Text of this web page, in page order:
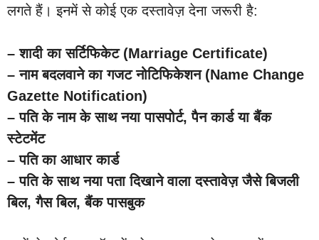
लगते हैं। इनमें से कोई एक दस्तावेज़ देना जरूरी है:
– शादी का सर्टिफिकेट (Marriage Certificate)
– नाम बदलवाने का गजट नोटिफिकेशन (Name Change
Gazette Notification)
– पति के नाम के साथ नया पासपोर्ट, पैन कार्ड या बैंक
स्टेटमेंट
– पति का आधार कार्ड
– पति के साथ नया पता दिखाने वाला दस्तावेज़ जैसे बिजली
बिल, गैस बिल, बैंक पासबुक